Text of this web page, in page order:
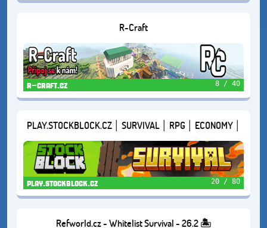
R-Craft
r-craft.cz 8 / 40
PLAY.STOCKBLOCK.CZ │ SURVIVAL │ RPG │ ECONOMY │
VERZE 1.21.11
play.stockblock.cz 20 / 80
Refworld.cz - Whitelist Survival - 26.2 🏝️